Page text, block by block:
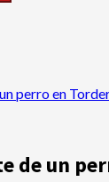
perro en
de un